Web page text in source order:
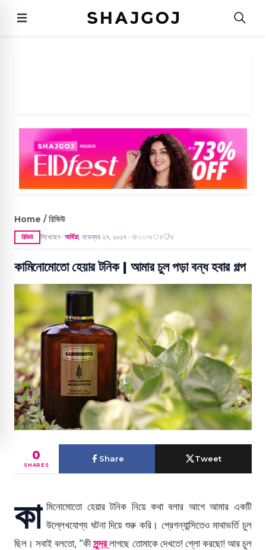
Home / রিভিউ
রিভিউ লিখেছেন ● অর্থিয়া, নভেম্বর ২৭, ২০১৭ ● ২২৭৪ ৪ ৪
কামিনোমোতো হেয়ার টনিক | আমার চুল পড়া বন্ধ হবার গল্প
0
SHARES
Share Tweet
কা মিনোমোতো হেয়ার টনিক নিয়ে কথা বলার আগে আমার একটি
উল্লেখযোগ্য ঘটনা দিয়ে শুরু করি। প্রেগন্যান্সিতেও মাথাভর্তি চুল
ছিল। সবাই বলতো, “কীসুন্দর লাগছে তোমাকে দেখতে! গ্লো করছো! আর চুল